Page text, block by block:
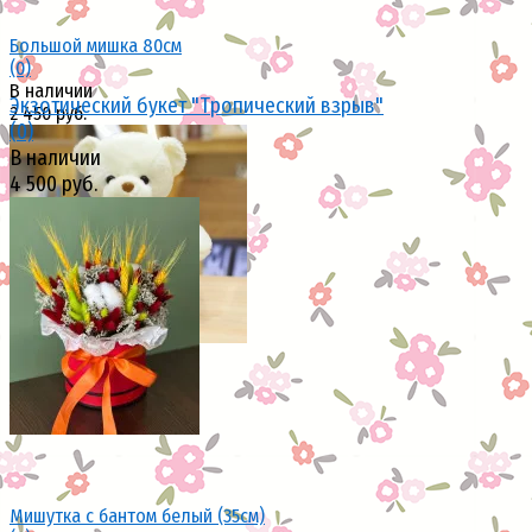
избранное сравнить
Большой мишка 80см
(0)
В наличии
2 450 руб.
Мишутка с бантом белый (35см)
избранное сравнить
Экзотический букет "Тропический взрыв"
(0)
В наличии
4 500 руб.